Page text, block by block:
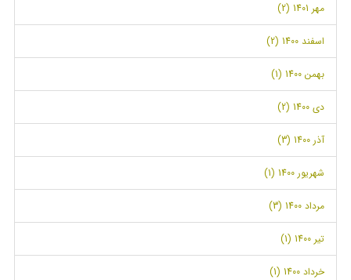
مهر 1401 (2)
اسفند 1400 (2)
بهمن 1400 (1)
دی 1400 (2)
آذر 1400 (3)
شهریور 1400 (1)
مرداد 1400 (3)
تیر 1400 (1)
خرداد 1400 (1)